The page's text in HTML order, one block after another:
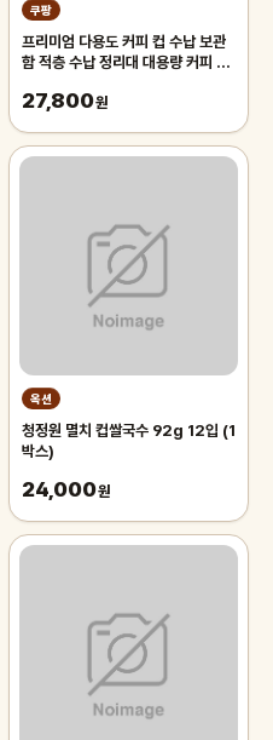
쿠팡
프리미엄 다용도 커피 컵 수납 보관
함 적층 수납 정리대 대용량 커피 트
27,800원
옥션
청정원 멸치 컵쌀국수 92g 12입 (1
박스)
24,000원